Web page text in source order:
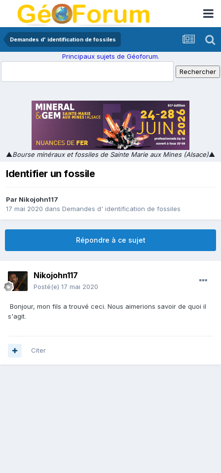
Demandes d' identification de fossiles
Principaux sujets de Géoforum.
▲Bourse minéraux et fossiles de Sainte Marie aux Mines (Alsace)▲
Identifier un fossile
Par Nikojohn117
17 mai 2020 dans Demandes d' identification de fossiles
Répondre à ce sujet
Nikojohn117
Posté(e) 17 mai 2020
Bonjour, mon fils a trouvé ceci. Nous aimerions savoir de quoi il
s'agit.
Citer